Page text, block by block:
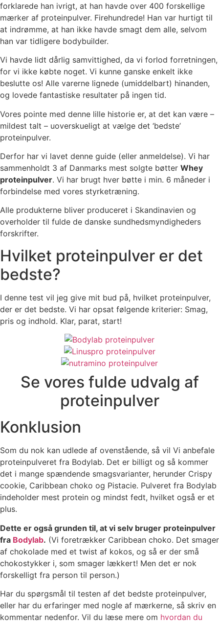
forklarede han ivrigt, at han havde over 400 forskellige
mærker af proteinpulver. Firehundrede! Han var hurtigt til
at indrømme, at han ikke havde smagt dem alle, selvom
han var tidligere bodybuilder.
Vi havde lidt dårlig samvittighed, da vi forlod forretningen,
for vi ikke købte noget. Vi kunne ganske enkelt ikke
beslutte os! Alle varerne lignede (umiddelbart) hinanden,
og lovede fantastiske resultater på ingen tid.
Vores pointe med denne lille historie er, at det kan være –
mildest talt – uoverskueligt at vælge det ‘bedste’
proteinpulver.
Derfor har vi lavet denne guide (eller anmeldelse). Vi har
sammenholdt 3 af Danmarks mest solgte bøtter Whey
proteinpulver. Vi har brugt hver bøtte i min. 6 måneder i
forbindelse med vores styrketræning.
Alle produkterne bliver produceret i Skandinavien og
overholder til fulde de danske sundhedsmyndigheders
forskrifter.
Hvilket proteinpulver er det
bedste?
I denne test vil jeg give mit bud på, hvilket proteinpulver,
der er det bedste. Vi har opsat følgende kriterier: Smag,
pris og indhold. Klar, parat, start!
Se vores fulde udvalg af
proteinpulver
Konklusion
Som du nok kan udlede af ovenstående, så vil Vi anbefale
proteinpulveret fra Bodylab. Det er billigt og så kommer
det i mange spændende smagsvarianter, herunder Crispy
cookie, Caribbean choko og Pistacie. Pulveret fra Bodylab
indeholder mest protein og mindst fedt, hvilket også er et
plus.
Dette er også grunden til, at vi selv bruger proteinpulver
fra Bodylab. (Vi foretrækker Caribbean choko. Det smager
af chokolade med et twist af kokos, og så er der små
chokostykker i, som smager lækkert! Men det er nok
forskelligt fra person til person.)
Har du spørgsmål til testen af det bedste proteinpulver,
eller har du erfaringer med nogle af mærkerne, så skriv en
kommentar nedenfor. Vil du læse mere om hvordan du